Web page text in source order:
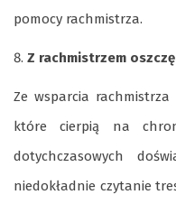
pomocy rachmistrza.
Z rachmistrzem
Ze wsparcia
które cierpią na
dotychczasowych
niedokładnie czytanie